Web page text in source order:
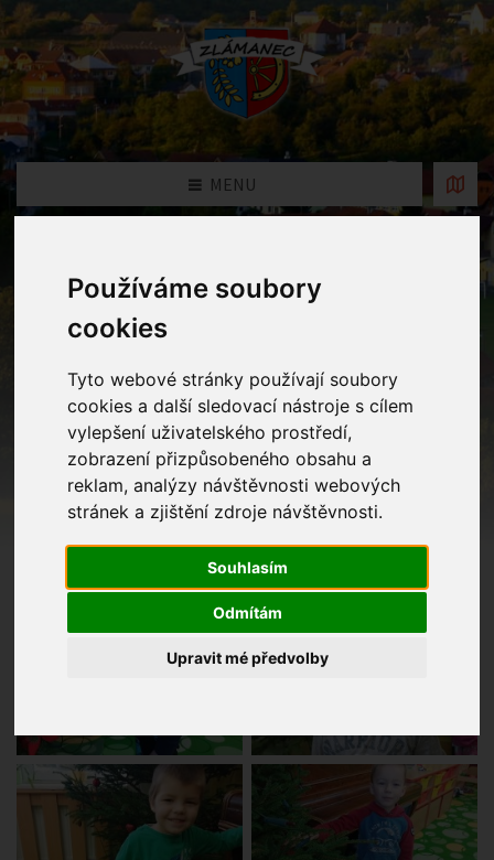
Používáme soubory
cookies
Tyto webové stránky používají soubory
cookies a další sledovací nástroje s cílem
vylepšení uživatelského prostředí,
zobrazení přizpůsobeného obsahu a
reklam, analýzy návštěvnosti webových
stránek a zjištění zdroje návštěvnosti.
Souhlasím
Odmítám
Upravit mé předvolby
MENU
Fotogalerie
Home Fotogalerie